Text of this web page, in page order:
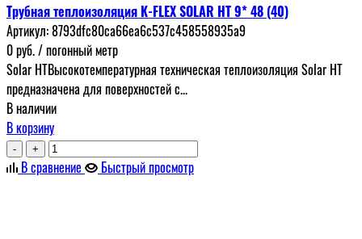
Трубная теплоизоляция K-FLEX SOLAR HT 9* 48 (40)
Артикул:8793dfc80ca66ea6c537c458558935a9
0руб./ погонный метр
Solar HTВысокотемпературная техническая теплоизоляция Solar HT
предназначена для поверхностей с...
В наличии
В корзину
- +
В сравнение Быстрый просмотр